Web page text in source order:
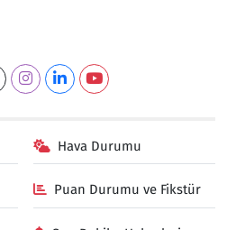
Hava Durumu
Puan Durumu ve Fikstür